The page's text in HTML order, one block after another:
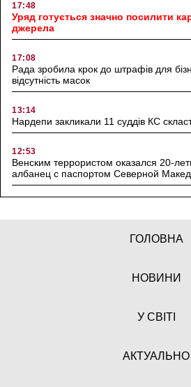
17:48
Уряд готується значно посилити
джерела
17:08
Рада зробила крок до штрафів для
відсутність масок
13:14
Нардепи закликали 11 суддів КС
12:53
Венским террористом оказался 20-
албанец с паспортом Северной
ГОЛОВНА
НОВИНИ
У СВІТІ
АКТУАЛЬНО